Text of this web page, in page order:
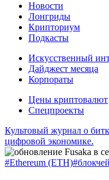
Новости
Лонгриды
Крипториум
Подкасты
Искусственный
Дайджест месяца
Корпораты
Цены криптовалют
Спецпроекты
Культовый журнал о
цифровой экономике.
#Ethereum (ETH)